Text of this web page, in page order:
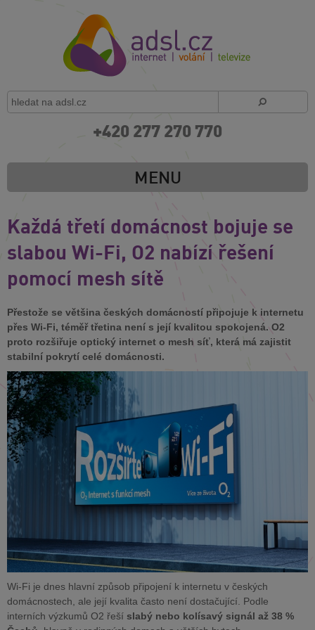
+420 277 270 770
MENU
Každá třetí domácnost bojuje se
slabou Wi-Fi, O2 nabízí řešení
pomocí mesh sítě
Přestože se většina českých domácností připojuje k internetu
přes Wi-Fi, téměř třetina není s její kvalitou spokojená. O2
proto rozšiřuje optický internet o mesh síť, která má zajistit
stabilní pokrytí celé domácnosti.
Wi-Fi je dnes hlavní způsob připojení k internetu v českých
domácnostech, ale její kvalita často není dostačující. Podle
interních výzkumů O2 řeší slabý nebo kolísavý signál až 38 %